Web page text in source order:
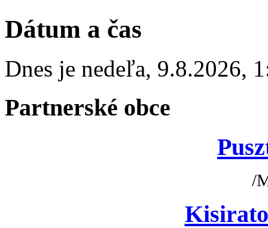
Dátum a čas
Dnes je nedeľa, 9.8.2026,
Partnerské obce
/